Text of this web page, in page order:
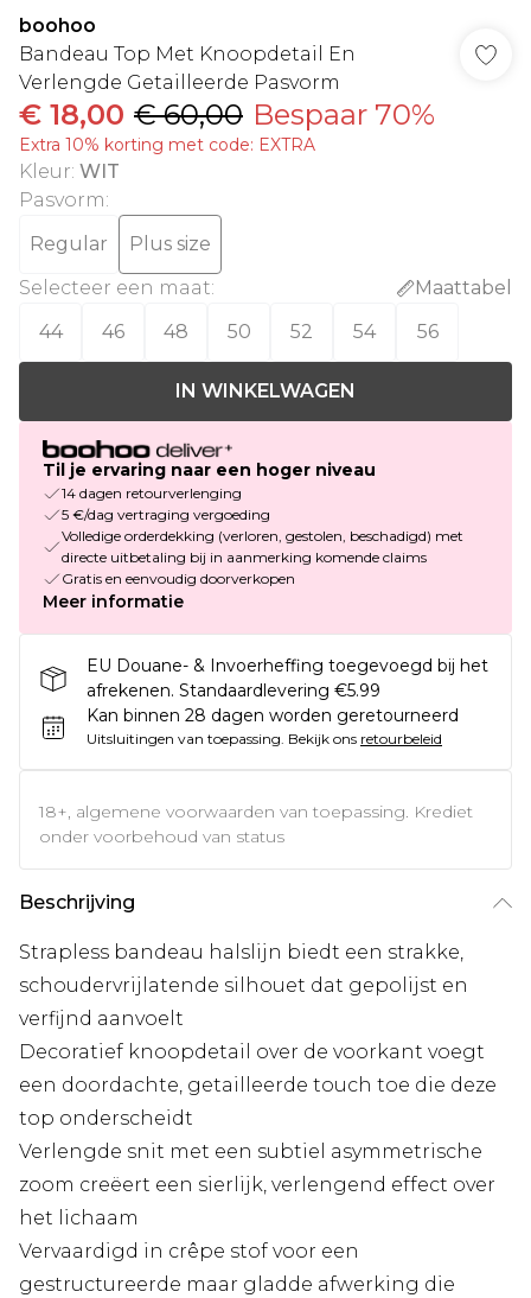
boohoo
Bandeau Top Met Knoopdetail En
Verlengde Getailleerde Pasvorm
€ 18,00 € 60,00 Bespaar 70%
Extra 10% korting met code: EXTRA
Kleur: WIT
Pasvorm:
Regular
Plus size
Selecteer een maat:
Maattabel
44
46 48 50 52 54 56
IN WINKELWAGEN
Til je ervaring naar een hoger niveau
14 dagen retourverlenging
5 €/dag vertraging vergoeding
Volledige orderdekking (verloren, gestolen, beschadigd) met
directe uitbetaling bij in aanmerking komende claims
Gratis en eenvoudig doorverkopen
Meer informatie
EU Douane- & Invoerheffing toegevoegd bij het
afrekenen. Standaardlevering €5.99
Kan binnen 28 dagen worden geretourneerd
Uitsluitingen van toepassing. Bekijk ons retourbeleid
18+, algemene voorwaarden van toepassing. Krediet
onder voorbehoud van status
Beschrijving
Strapless bandeau halslijn biedt een strakke,
schoudervrijlatende silhouet dat gepolijst en
verfijnd aanvoelt
Decoratief knoopdetail over de voorkant voegt
een doordachte, getailleerde touch toe die deze
top onderscheidt
Verlengde snit met een subtiel asymmetrische
zoom creëert een sierlijk, verlengend effect over
het lichaam
Vervaardigd in crêpe stof voor een
gestructureerde maar gladde afwerking die